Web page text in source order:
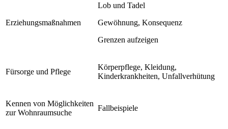
Erziehungsmaßnahmen
Lob und Tadel
Gewöhnung, Konsequenz
Grenzen aufzeigen
Fürsorge und Pflege
Körperpflege, Kleidung,
Kinderkrankheiten, Unfallverhütung
Kennen von Möglichkeiten
zur Wohnraumsuche
Fallbeispiele